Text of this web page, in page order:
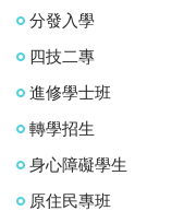
分發入學
四技二專
進修學士班
轉學招生
身心障礙學生
原住民專班